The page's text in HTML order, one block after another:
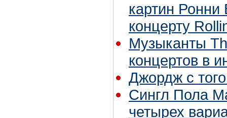
картин Ронни
концерту
Музыканты
концертов в
Джордж с
Cингл Пола
четырех